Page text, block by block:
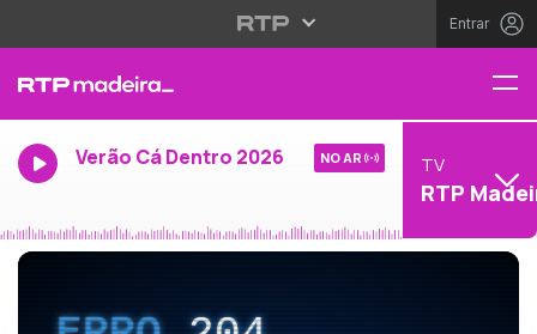
Entrar
Verão Cá Dentro 2026 NO AR TV
RTP